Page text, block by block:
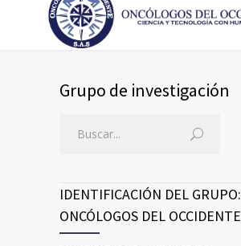
Grupo de investigación
IDENTIFICACIÓN DEL GRUPO:
ONCÓLOGOS DEL OCCIDENTE